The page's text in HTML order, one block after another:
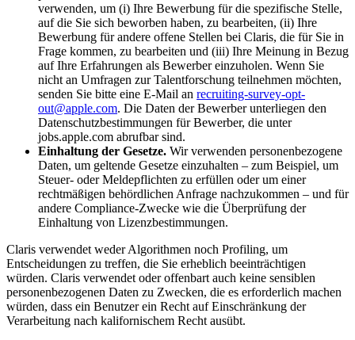
verwenden, um (i) Ihre Bewerbung für die spezifische Stelle,
auf die Sie sich beworben haben, zu bearbeiten, (ii) Ihre
Bewerbung für andere offene Stellen bei Claris, die für Sie in
Frage kommen, zu bearbeiten und (iii) Ihre Meinung in Bezug
auf Ihre Erfahrungen als Bewerber einzuholen. Wenn Sie
nicht an Umfragen zur Talentforschung teilnehmen möchten,
senden Sie bitte eine E-Mail an recruiting-survey-opt-
out@apple.com. Die Daten der Bewerber unterliegen den
Datenschutzbestimmungen für Bewerber, die unter
jobs.apple.com abrufbar sind.
Einhaltung der Gesetze. Wir verwenden personenbezogene
Daten, um geltende Gesetze einzuhalten – zum Beispiel, um
Steuer- oder Meldepflichten zu erfüllen oder um einer
rechtmäßigen behördlichen Anfrage nachzukommen – und für
andere Compliance-Zwecke wie die Überprüfung der
Einhaltung von Lizenzbestimmungen.
Claris verwendet weder Algorithmen noch Profiling, um
Entscheidungen zu treffen, die Sie erheblich beeinträchtigen
würden. Claris verwendet oder offenbart auch keine sensiblen
personenbezogenen Daten zu Zwecken, die es erforderlich machen
würden, dass ein Benutzer ein Recht auf Einschränkung der
Verarbeitung nach kalifornischem Recht ausübt.